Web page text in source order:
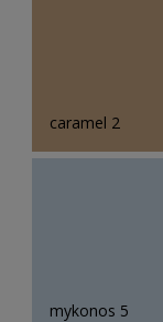
caramel 2
mykonos 5